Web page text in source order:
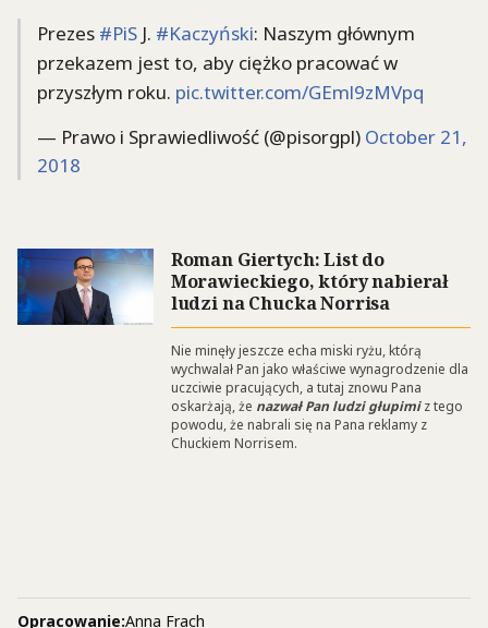
Prezes #PiS J. #Kaczyński: Naszym głównym
przekazem jest to, aby ciężko pracować w
przyszłym roku. pic.twitter.com/GEml9zMVpq
— Prawo i Sprawiedliwość (@pisorgpl) October 21,
2018
Roman Giertych: List do
Morawieckiego, który nabierał
ludzi na Chucka Norrisa
Nie minęły jeszcze echa miski ryżu, którą
wychwalał Pan jako właściwe wynagrodzenie dla
uczciwie pracujących, a tutaj znowu Pana
oskarżają, że nazwał Pan ludzi głupimiz tego
powodu, że nabrali się na Pana reklamy z
Chuckiem Norrisem.
Opracowanie:Anna Frach